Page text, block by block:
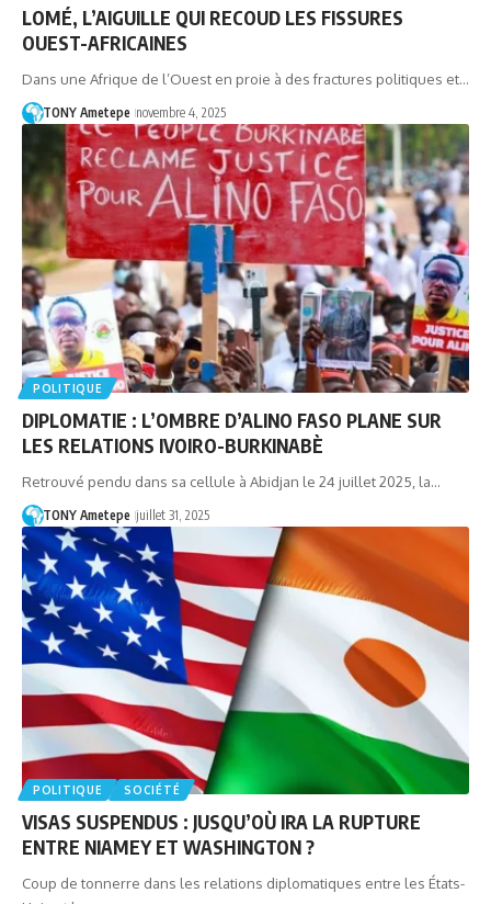
LOMÉ, L’AIGUILLE QUI RECOUD LES FISSURES
OUEST-AFRICAINES
Dans une Afrique de l’Ouest en proie à des fractures politiques et…
TONY Ametepe novembre 4, 2025
POLITIQUE
DIPLOMATIE : L’OMBRE D’ALINO FASO PLANE SUR
LES RELATIONS IVOIRO-BURKINABÈ
Retrouvé pendu dans sa cellule à Abidjan le 24 juillet 2025, la…
TONY Ametepe juillet 31, 2025
POLITIQUE SOCIÉTÉ
VISAS SUSPENDUS : JUSQU’OÙ IRA LA RUPTURE
ENTRE NIAMEY ET WASHINGTON ?
Coup de tonnerre dans les relations diplomatiques entre les États-